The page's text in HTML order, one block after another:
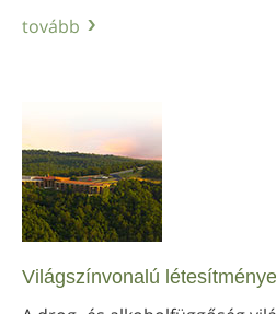
tovább
Világszínvonalú